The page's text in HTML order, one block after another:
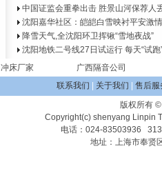
中国证监会重拳出击 胜景山河保荐人
沈阳嘉华社区：皑皑白雪映衬平安激情
降雪天气,全沈阳环卫挥锹“雪地夜战”
沈阳地铁二号线27日试运行 每天“试跑
冲床厂家
广西隔音公司
联系我们
关于我们
售后服
版权所有
Copyright(c) shenyang Linpin
电话：024-83503936
地址：上海市奉贤